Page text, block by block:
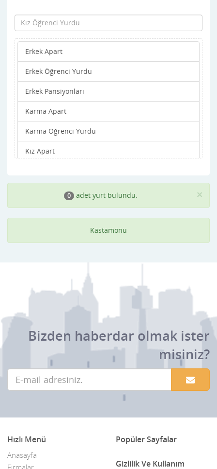
Doğanyurt
Hanönü
ihsangazi
inebolu
Küre
Merkez
Pınarbaşı
Şenpazar
Erkek Apart
Erkek Öğrenci Yurdu
Erkek Pansiyonları
Karma Apart
Karma Öğrenci Yurdu
Kız Apart
Kız Pansiyonları ×
0 adet yurt bulundu.
Kastamonu
Bizden haberdar olmak ister
misiniz?
Hızlı Menü
Anasayfa
Popüler Sayfalar
Gizlilik Ve Kullanım